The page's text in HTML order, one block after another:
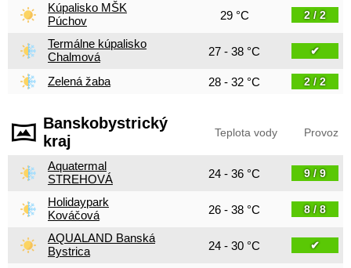
Kúpalisko MŠK
Púchov
29 °C 2 / 2
Termálne kúpalisko
Chalmová
27 - 38 °C ✔
Zelená žaba 28 - 32 °C 2 / 2
Banskobystrický
kraj
Teplota vody Provoz
Aquatermal
STREHOVÁ
24 - 36 °C 9 / 9
Holidaypark
Kováčová
26 - 38 °C 8 / 8
AQUALAND Banská
Bystrica
24 - 30 °C ✔